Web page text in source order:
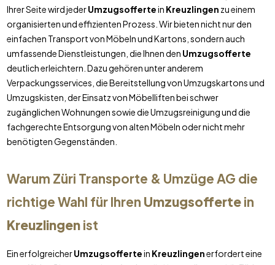
Ihrer Seite wird jederUmzugsoffertein Kreuzlingen zu einem
organisierten und effizienten Prozess. Wir bieten nicht nur den
einfachen Transport von Möbeln und Kartons, sondern auch
umfassende Dienstleistungen, die Ihnen den Umzugsofferte
deutlich erleichtern. Dazu gehören unter anderem
Verpackungsservices, die Bereitstellung von Umzugskartons und
Umzugskisten, der Einsatz von Möbelliften bei schwer
zugänglichen Wohnungen sowie die Umzugsreinigung und die
fachgerechte Entsorgung von alten Möbeln oder nicht mehr
benötigten Gegenständen.
Warum Züri Transporte & Umzüge AG die
richtige Wahl für Ihren Umzugsoffertein
Kreuzlingenist
Ein erfolgreicherUmzugsoffertein Kreuzlingenerfordert eine